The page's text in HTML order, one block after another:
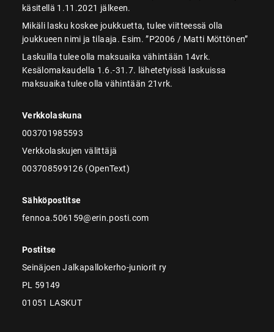
käsitellä 1.11.2021 jälkeen.
Mikäli lasku koskee joukkuetta, tulee viitteessä olla
joukkueen nimi ja tilaaja. Esim. ”P2006 / Matti Möttönen”
Laskuilla tulee olla maksuaika vähintään 14vrk.
Kesälomakaudella 1.6.-31.7. lähetetyissä laskuissa
maksuaika tulee olla vähintään 21vrk.
Verkkolaskuna
003701985593
Verkkolaskujen välittäjä
003708599126 (OpenText)
Sähköpostitse
fennoa.506159@erin.posti.com
Postitse
Seinäjoen Jalkapallokerho-juniorit ry
PL 59149
01051 LASKUT